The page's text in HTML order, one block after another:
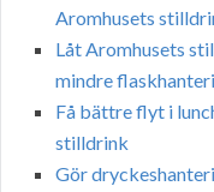
Aromhusets
Låt Aromhusets
mindre
Få bättre flyt i
stilldrink
Gör